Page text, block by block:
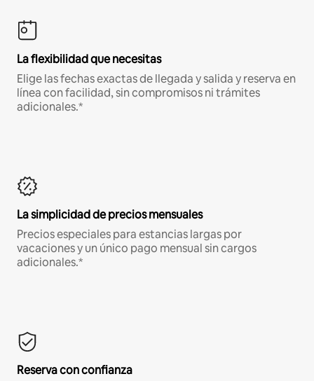
La flexibilidad que necesitas
Elige las fechas exactas de llegada y salida y reserva en
línea con facilidad, sin compromisos ni trámites
adicionales.*
La simplicidad de precios mensuales
Precios especiales para estancias largas por
vacaciones y un único pago mensual sin cargos
adicionales.*
Reserva con confianza